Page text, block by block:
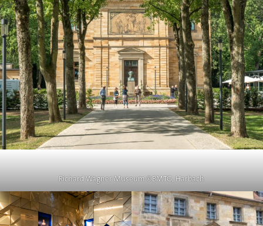
Richard Wagner Museum ©BMTG, Harbach